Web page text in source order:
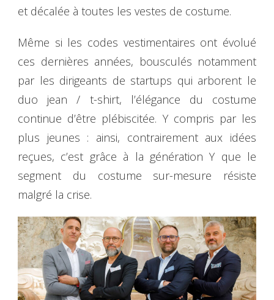
et décalée à toutes les vestes de costume.
Même si les codes vestimentaires ont évolué
ces dernières années, bousculés notamment
par les dirigeants de startups qui arborent le
duo jean / t-shirt, l’élégance du costume
continue d’être plébiscitée. Y compris par les
plus jeunes : ainsi, contrairement aux idées
reçues, c’est grâce à la génération Y que le
segment du costume sur-mesure résiste
malgré la crise.